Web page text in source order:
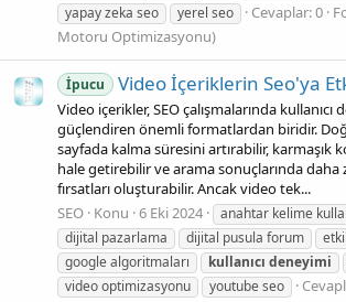
yapay zeka seo
yerel seo Cevaplar: 0
Motoru Optimizasyonu)
İpucu Video İçeriklerin Seo'ya
Video içerikler, SEO çalışmalarında kullanıcı
güçlendiren önemli formatlardan biridir.
sayfada kalma süresini artırabilir, karmaşık
hale getirebilir ve arama sonuçlarında
fırsatları oluşturabilir. Ancak video tek...
SEO Konu 6 Eki 2024
anahtar kelime
dijital pazarlama
dijital pusula forum
google algoritmaları
kullanıcı deneyimi
video optimizasyonu
youtube seo